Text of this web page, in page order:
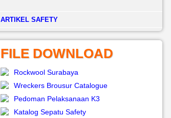
­ARTIKEL SAFETY
FILE DOWNLOAD
Rockwool Surabaya
Wreckers Brousur Catalogue
Pedoman Pelaksanaan K3
Katalog Sepatu Safety